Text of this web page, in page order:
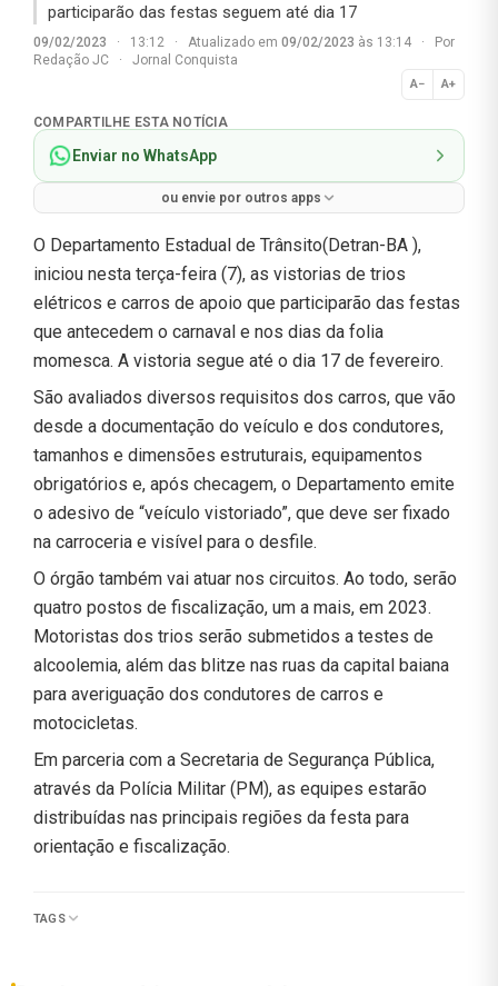
participarão das festas seguem até dia 17
09/02/2023 · 13:12 · Atualizado em 09/02/2023 às 13:14 ·
Por
Redação JC
· Jornal Conquista
A− A+
Normal
COMPARTILHE ESTA NOTÍCIA
Enviar no WhatsApp
ou envie por outros apps
O Departamento Estadual de Trânsito(Detran-BA ),
iniciou nesta terça-feira (7), as vistorias de trios
elétricos e carros de apoio que participarão das festas
que antecedem o carnaval e nos dias da folia
momesca. A vistoria segue até o dia 17 de fevereiro.
São avaliados diversos requisitos dos carros, que vão
desde a documentação do veículo e dos condutores,
tamanhos e dimensões estruturais, equipamentos
obrigatórios e, após checagem, o Departamento emite
o adesivo de “veículo vistoriado”, que deve ser fixado
na carroceria e visível para o desfile.
O órgão também vai atuar nos circuitos. Ao todo, serão
quatro postos de fiscalização, um a mais, em 2023.
Motoristas dos trios serão submetidos a testes de
alcoolemia, além das blitze nas ruas da capital baiana
para averiguação dos condutores de carros e
motocicletas.
Em parceria com a Secretaria de Segurança Pública,
através da Polícia Militar (PM), as equipes estarão
distribuídas nas principais regiões da festa para
orientação e fiscalização.
TAGS